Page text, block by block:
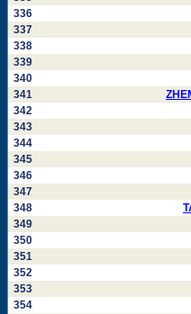
336
337
338
339
340
341
342
343
344
345
346
347
348
349
350
351
352
353
354